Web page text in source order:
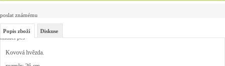
poslat známému
hlídací pes
Popis zboží Diskuse
Kovová hvězda.